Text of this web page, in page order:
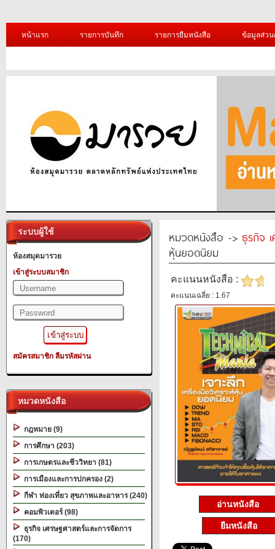
หน้าแรก รายการบันทึก รายการยืมหนังสือ ข้อมูลส่ว
ระบบผู้ใช้
ห้องสมุดมารวย
เข้าสู่ระบบสมาชิก
สมัครสมาชิก ลืมรหัสผ่าน
หมวดหนังสือ
กฎหมาย (9)
การศึกษา (203)
การเกษตรและชีววิทยา (81)
การเมืองและการปกครอง (2)
กีฬา ท่องเที่ยว สุขภาพและอาหาร (240)
คอมพิวเตอร์ (98)
ธุรกิจ เศรษฐศาสตร์และการจัดการ
(170)
หมวดหนังสือ -> ธุรกิจ
หุ้นยอดนิยม
คะแนนหนังสือ :
คะแนนเฉลี่ย : 1.67
อ่านหนังสือ
ยืมหนังสือ